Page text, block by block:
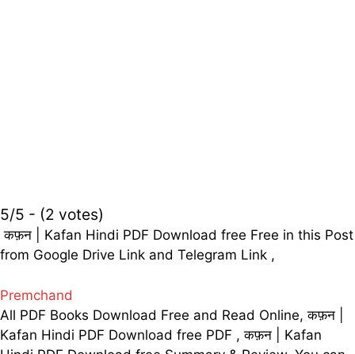
5/5 - (2 votes)
कफ़न | Kafan Hindi PDF Download free Free in this Post
from Google Drive Link and Telegram Link ,
Premchand
All PDF Books Download Free and Read Online, कफ़न |
Kafan Hindi PDF Download free PDF , कफ़न | Kafan